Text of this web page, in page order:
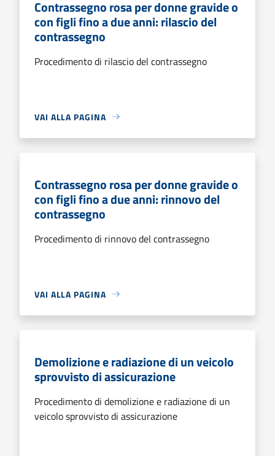
Contrassegno rosa per donne gravide o
con figli fino a due anni: rilascio del
contrassegno
Procedimento di rilascio del contrassegno
VAI ALLA PAGINA
Contrassegno rosa per donne gravide o
con figli fino a due anni: rinnovo del
contrassegno
Procedimento di rinnovo del contrassegno
VAI ALLA PAGINA
Demolizione e radiazione di un veicolo
sprovvisto di assicurazione
Procedimento di demolizione e radiazione di un
veicolo sprovvisto di assicurazione